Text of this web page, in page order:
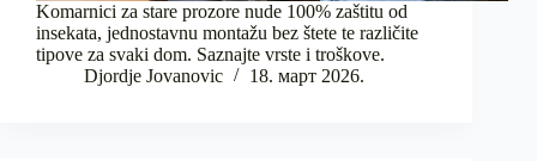
Komarnici za stare prozore nude 100% zaštitu od
insekata, jednostavnu montažu bez štete te različite
tipove za svaki dom. Saznajte vrste i troškove.
Djordje Jovanovic
18. март 2026.